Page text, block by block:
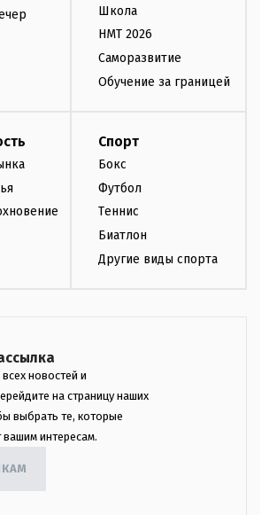
Школа
НМТ 2026
Саморазвитие
Обучение за границей
Спорт
Бокс
Футбол
Теннис
Биатлон
Другие виды спорта
новостей и
на страницу наших
выбрать те, которые
вашим интересам.